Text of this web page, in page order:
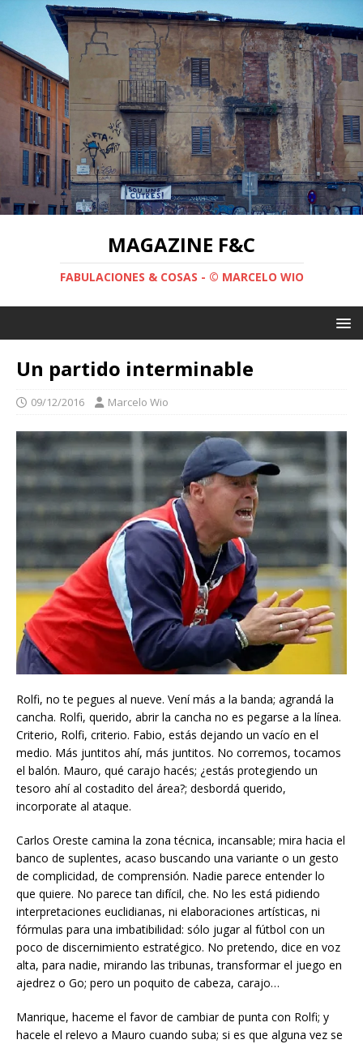
MAGAZINE F&C
FABULACIONES & COSAS - © MARCELO WIO
Un partido interminable
09/12/2016 Marcelo Wio
Rolfi, no te pegues al nueve. Vení más a la banda; agrandá la
cancha. Rolfi, querido, abrir la cancha no es pegarse a la línea.
Criterio, Rolfi, criterio. Fabio, estás dejando un vacío en el
medio. Más juntitos ahí, más juntitos. No corremos, tocamos
el balón. Mauro, qué carajo hacés; ¿estás protegiendo un
tesoro ahí al costadito del área?; desbordá querido,
incorporate al ataque.
Carlos Oreste camina la zona técnica, incansable; mira hacia el
banco de suplentes, acaso buscando una variante o un gesto
de complicidad, de comprensión. Nadie parece entender lo
que quiere. No parece tan difícil, che. No les está pidiendo
interpretaciones euclidianas, ni elaboraciones artísticas, ni
fórmulas para una imbatibilidad: sólo jugar al fútbol con un
poco de discernimiento estratégico. No pretendo, dice en voz
alta, para nadie, mirando las tribunas, transformar el juego en
ajedrez o Go; pero un poquito de cabeza, carajo…
Manrique, haceme el favor de cambiar de punta con Rolfi; y
hacele el relevo a Mauro cuando suba; si es que alguna vez se